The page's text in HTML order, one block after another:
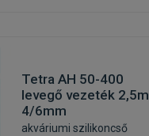
Tetra AH 50-400
levegő vezeték 2,5m
4/6mm
akváriumi szilikoncső